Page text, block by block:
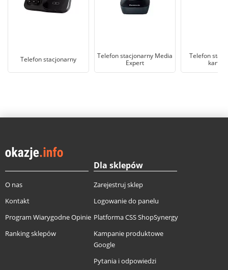
Telefon stacjonarny
Telefon stacjonarny Media
Expert
Telefon
kartę
O nas
Kontakt
Program Wiarygodne Opinie
Ranking sklepów
Dla sklepów
Zarejestruj sklep
Logowanie do panelu
Platforma CSS ShopSynergy
Kampanie produktowe
Google
Pytania i odpowiedzi